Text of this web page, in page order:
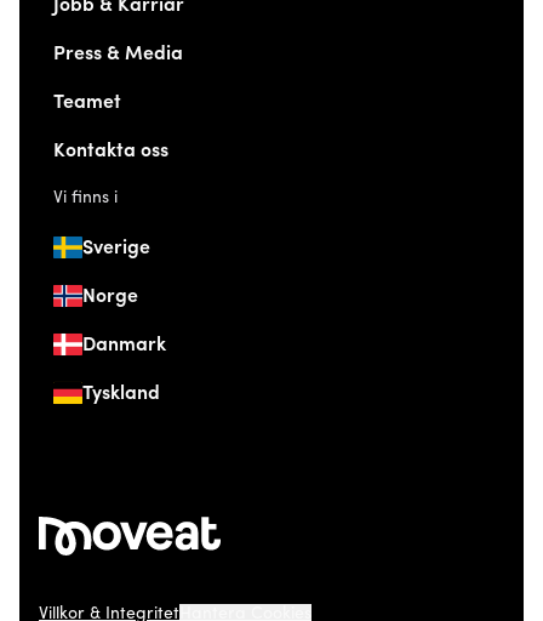
Jobb & Karriär
Press & Media
Teamet
Kontakta oss
Vi finns i
Sverige
Norge
Danmark
Tyskland
Villkor & Integritet